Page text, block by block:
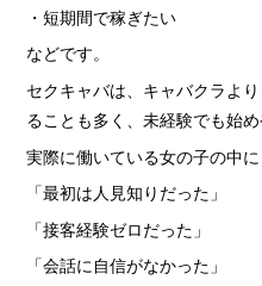
・短期間で稼ぎたい
などです。
セクキャバは、キャバクラよ
ることも多く、未経験でも始
実際に働いている女の子の中に
「最初は人見知りだった」
「接客経験ゼロだった」
「会話に自信がなかった」